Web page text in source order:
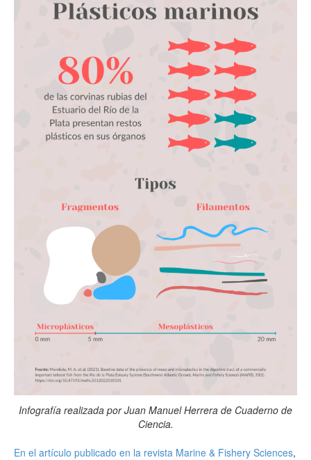
Infografía realizada por Juan Manuel Herrera de Cuaderno de
Ciencia.
En el artículo publicado en la revista Marine & Fishery Sciences,